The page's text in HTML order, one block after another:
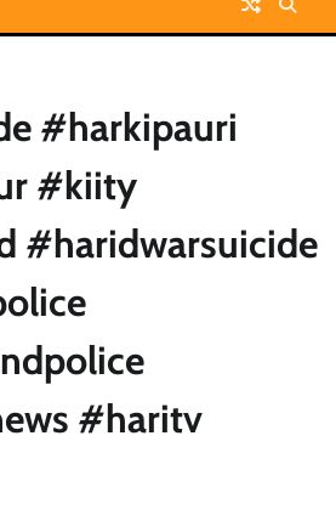
#harkipauri
#kiity
#haridwarsuicide
#haritv